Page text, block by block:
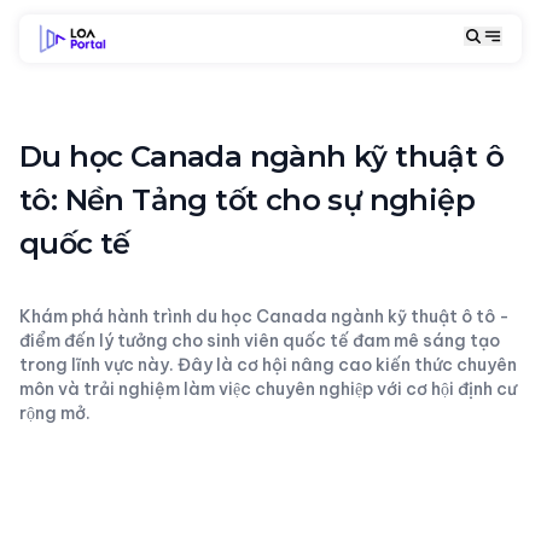
Du học Canada ngành kỹ thuật ô
tô: Nền Tảng tốt cho sự nghiệp
quốc tế
Khám phá hành trình du học Canada ngành kỹ thuật ô tô -
điểm đến lý tưởng cho sinh viên quốc tế đam mê sáng tạo
trong lĩnh vực này. Đây là cơ hội nâng cao kiến thức chuyên
môn và trải nghiệm làm việc chuyên nghiệp với cơ hội định cư
rộng mở.